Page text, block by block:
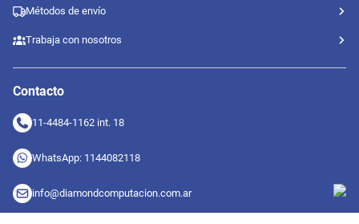
Métodos de envío
Trabaja con nosotros
Contacto
11-4484-1162 int. 18
WhatsApp: 1144082118
info@diamondcomputacion.com.ar